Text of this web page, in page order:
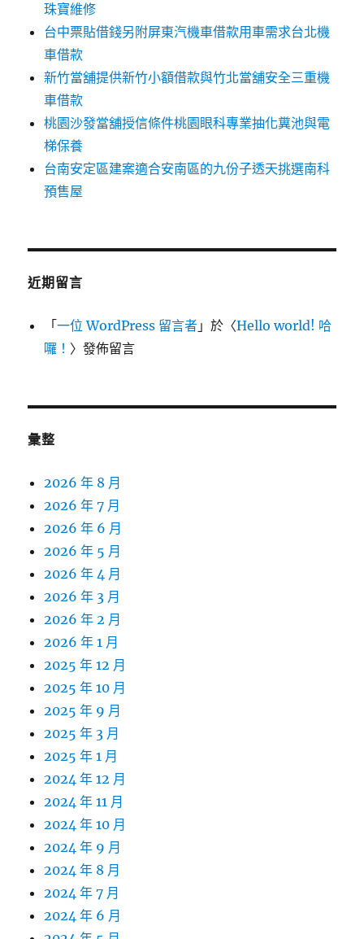
珠寶維修
台中票貼借錢另附屏東汽機車借款用車需求台北機
車借款
新竹當舖提供新竹小額借款與竹北當舖安全三重機
車借款
桃園沙發當舖授信條件桃園眼科專業抽化糞池與電
梯保養
台南安定區建案適合安南區的九份子透天挑選南科
預售屋
近期留言
「一位 WordPress 留言者 」於〈Hello world! 哈
囉！ 〉發佈留言
彙整
2026 年 8 月
2026 年 7 月
2026 年 6 月
2026 年 5 月
2026 年 4 月
2026 年 3 月
2026 年 2 月
2026 年 1 月
2025 年 12 月
2025 年 10 月
2025 年 9 月
2025 年 3 月
2025 年 1 月
2024 年 12 月
2024 年 11 月
2024 年 10 月
2024 年 9 月
2024 年 8 月
2024 年 7 月
2024 年 6 月